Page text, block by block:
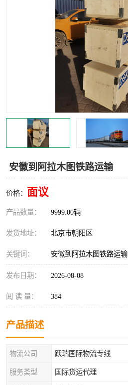
安徽到阿拉木图铁路运输
价格： 面议
产品数量： 9999.00辆
发货地址： 北京市朝阳区
关键词： 安徽到阿拉木图铁路运输
发布日期： 2026-08-08
阅 读 量： 384
产品描述
物流公司 跃瑞国际物流专线
服务类型 国际货运代理
蒙古乌兰巴托汽运专线
中亚铁路运输